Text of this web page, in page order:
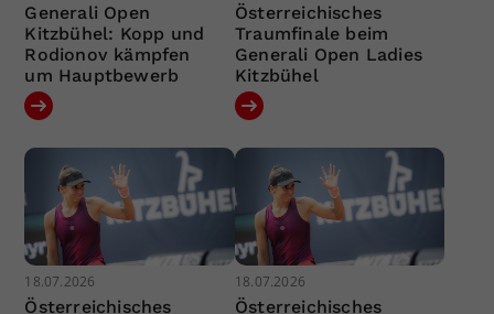
Generali Open
Kitzbühel: Kopp und
Rodionov kämpfen
um Hauptbewerb
Österreichisches
Traumfinale beim
Generali Open Ladies
Kitzbühel
18.07.2026
Österreichisches
18.07.2026
Österreichisches